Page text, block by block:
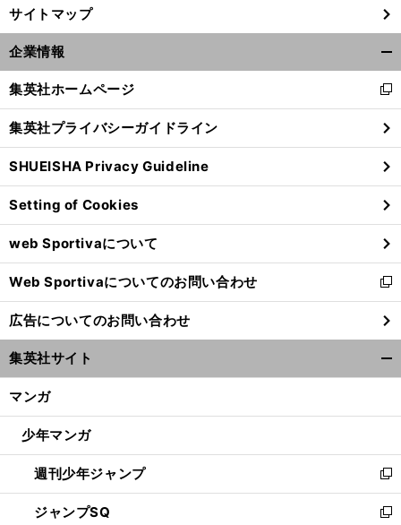
」
。
サイトマップ
企業情報
閉
る
集英社ホームページ
新
し
い
ウ
ィ
ン
ド
ウ
で
開
く
集英社プライバシーガイドライン
SHUEISHA Privacy Guideline
Setting of Cookies
web Sportivaについて
Web Sportivaについてのお問い合わせ
新
し
い
ウ
ィ
ン
ウ
開
く
広告についてのお問い合わせ
集英社サイト
マンガ
少年マンガ
週刊少年ジャンプ
新
し
い
ジャンプSQ
新